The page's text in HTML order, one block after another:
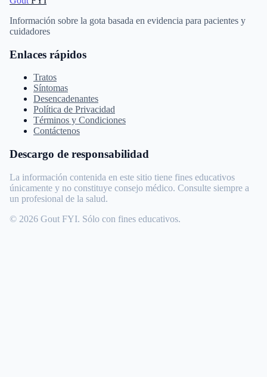
Información sobre la gota basada en evidencia para pacientes y
cuidadores
Enlaces rápidos
Tratos
Síntomas
Desencadenantes
Política de Privacidad
Términos y Condiciones
Contáctenos
Descargo de responsabilidad
La información contenida en este sitio tiene fines educativos
únicamente y no constituye consejo médico. Consulte siempre a
un profesional de la salud.
© 2026 Gout FYI. Sólo con fines educativos.